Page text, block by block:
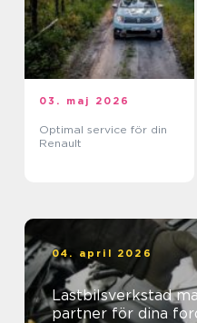
03. maj 2026
Optimal service för din
Renault
04. april 2026
Lastbilsverkstad malmö så
partner för dina